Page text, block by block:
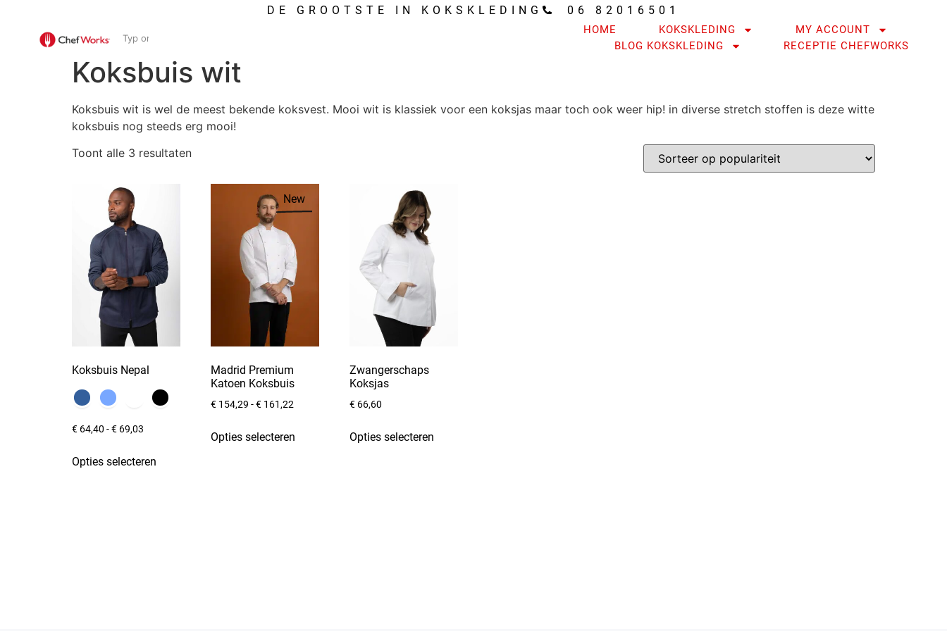
DE GROOTSTE IN KOKSKLEDING 06 82016501
HOME KOKSKLEDING
MY ACCOUNT
BLOG KOKSKLEDING
RECEPTIE CHEFWORKS
Home/ Koksbuis wit
Koksbuis wit
Koksbuis wit is wel de meest bekende koksvest. Mooi wit is klassiek voor een koksjas maar toch ook weer hip! in diverse stretch stoffen is deze witte
koksbuis nog steeds erg mooi!
Toont alle 3 resultaten
Koksbuis Nepal
€ 64,40 -€ 69,03
Opties selecteren
New
Madrid Premium
Katoen Koksbuis
€ 154,29 - € 161,22
Opties selecteren
Zwangerschaps
Koksjas
€ 66,60
Opties selecteren